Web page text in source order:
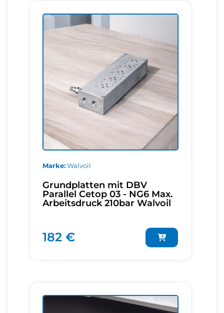
Marke Walvoil
Grundplatten mit DBV
Parallel Cetop 03 - NG6 Max.
Arbeitsdruck 210bar Walvoil
182 €